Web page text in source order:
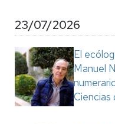
23/07/2026
El
Manuel
Ciencias